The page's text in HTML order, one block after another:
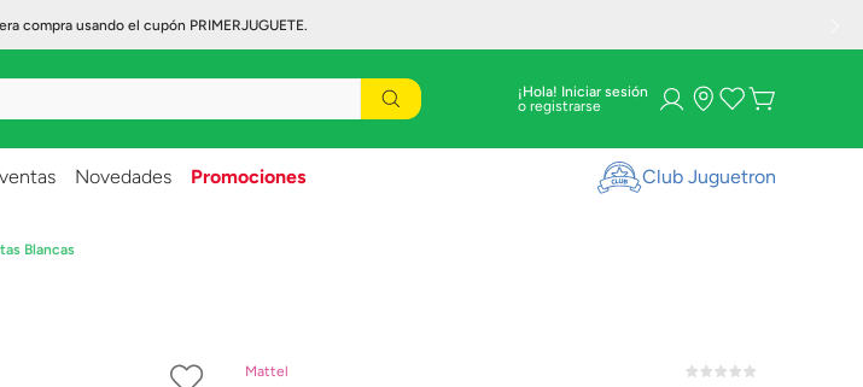
compra usando el cupón PRIMERJUGUETE.
¡Hola! Iniciar sesión
Novedades Promociones Club Juguetron
Blancas
Mattel